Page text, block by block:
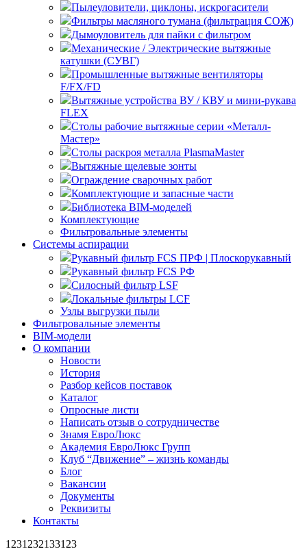
Пылеуловители, циклоны, искрогасители
Фильтры масляного тумана (фильтрация СОЖ)
Дымоуловитель для пайки с фильтром
Механические / Электрические вытяжные
катушки (СУВГ)
Промышленные вытяжные вентиляторы
F/FX/FD
Вытяжные устройства ВУ / КВУ и мини-рукава
FLEX
Столы рабочие вытяжные серии «Металл-
Мастер»
Столы раскроя металла PlasmaMaster
Вытяжные щелевые зонты
Ограждение сварочных работ
Комплектующие и запасные части
Библиотека BIM-моделей
Комплектующие
Фильтровальные элементы
Системы аспирации
Рукавный фильтр FCS ПРФ | Плоскорукавный
Рукавный фильтр FCS РФ
Силосный фильтр LSF
Локальные фильтры LCF
Узлы выгрузки пыли
Фильтровальные элементы
BIM-модели
О компании
Новости
История
Разбор кейсов поставок
Каталог
Опросные листи
Написать отзыв о сотрудничестве
Знамя ЕвроЛюкс
Академия ЕвроЛюкс Групп
Клуб “Движение” – жизнь команды
Блог
Вакансии
Документы
Реквизиты
Контакты
1231232133123